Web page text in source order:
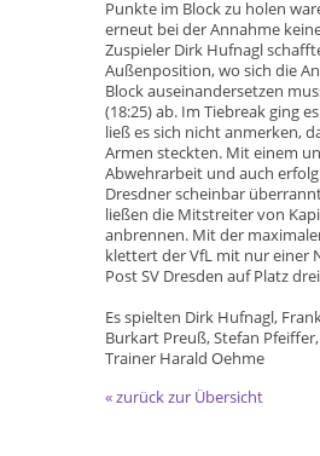
Punkte im Block zu holen
erneut bei der Annahme
Zuspieler Dirk Hufnagl
Außenposition, wo sich die
Block auseinandersetzen
(18:25) ab. Im Tiebreak ging
ließ es sich nicht anmerken,
Armen steckten. Mit einem
Abwehrarbeit und auch
Dresdner scheinbar
ließen die Mitstreiter von
anbrennen. Mit der
klettert der VfL mit nur einer
Post SV Dresden auf Platz
Es spielten Dirk Hufnagl,
Burkart Preuß, Stefan
Trainer Harald Oehme
« zurück zur Übersicht